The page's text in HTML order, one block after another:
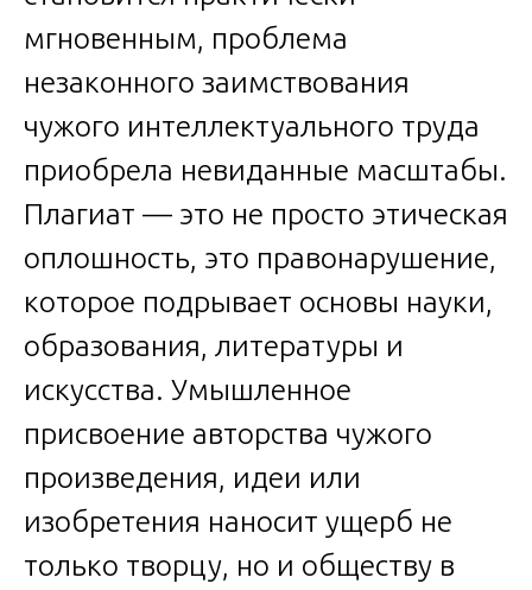
мгновенным, проблема
незаконного заимствования
чужого интеллектуального труда
приобрела невиданные масштабы.
Плагиат — это не просто этическая
оплошность, это правонарушение,
которое подрывает основы науки,
образования, литературы и
искусства. Умышленное
присвоение авторства чужого
произведения, идеи или
изобретения наносит ущерб не
только творцу, но и обществу в